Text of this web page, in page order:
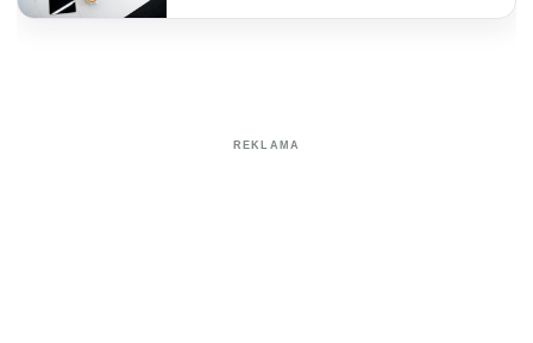
REKLAMA